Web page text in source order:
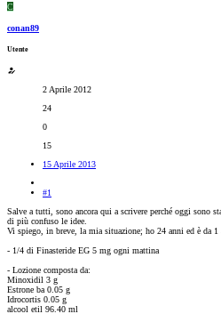
C
conan89
Utente
2 Aprile 2012
24
0
15
15 Aprile 2013
#1
Salve a tutti, sono ancora qui a scrivere perché oggi sono
di più confuso le idee.
Vi spiego, in breve, la mia situazione; ho 24 anni ed è da 1
- 1/4 di Finasteride EG 5 mg ogni mattina
- Lozione composta da:
Minoxidil 3 g
Estrone ba 0.05 g
Idrocortis 0.05 g
alcool etil 96.40 ml